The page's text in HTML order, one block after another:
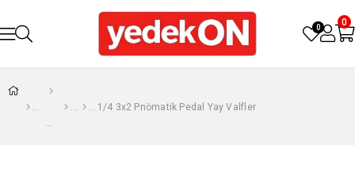
0 0
1/4 3x2 Pnömatik Pedal Yay Valfler